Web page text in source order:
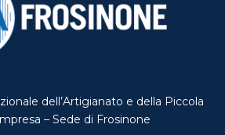
dell’Artigianato e della Piccola
– Sede di Frosinone